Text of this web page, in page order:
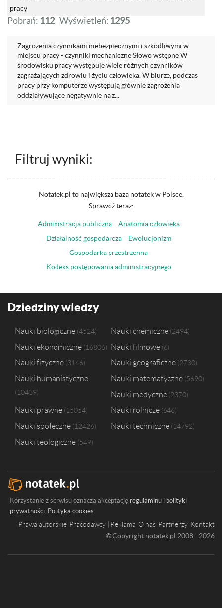
pracy
Pobrań: 112 Wyświetleń: 1295
Zagrożenia czynnikami niebezpiecznymi i szkodliwymi w
miejscu pracy - czynniki mechaniczne Słowo wstępne W
środowisku pracy występuje wiele różnych czynników
zagrażających zdrowiu i życiu człowieka. W biurze, podczas
pracy przy komputerze występują głównie zagrożenia
oddziaływujące negatywnie na z...
Filtruj wyniki:
Notatek.pl to największa baza notatek w Polsce.
Sprawdź teraz:
Administracja publiczna
Anatomia człowieka
Działalność gospodarcza
Ewolucjonizm
Gospodarka przestrzenna
Kodeks postępowania administracyjnego
Dziedziny wiedzy
Nauki biologiczne 4524 Nauki chemiczne 2494
Nauki ekonomiczne 16806 Nauki filmowe 6
Nauki fizyczne 3146 Nauki geograficzne 2730
Nauki humanistyczne
10439
Nauki matematyczne 5690
Nauki medyczne 2370
Nauki prawne 15054 Nauki rolnicze 646
Nauki społeczne 12426 Nauki techniczne 14792
Nauki teologiczne 549
Korzystanie z serwisu oznacza akceptację regulaminu i polityki
prywatności. Polityka cookies
Prawa autorskie Pracodawcy | Reklama O nas Partnerzy Kontakt
© Copyright notatek.pl 2008 - 2026